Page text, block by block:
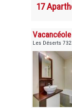
17
Les Déserts